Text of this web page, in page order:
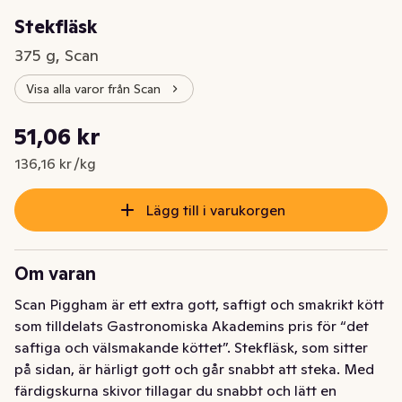
Stekfläsk
375 g, Scan
Visa alla varor från Scan
Nuvarande pris är: 51,06 kr
51,06 kr
136,16 kr /kg
Styckpris: 136,16 kr /kg
Lägg till i varukorgen
Om varan
Scan Piggham är ett extra gott, saftigt och smakrikt kött
som tilldelats Gastronomiska Akademins pris för “det
saftiga och välsmakande köttet”. Stekfläsk, som sitter
på sidan, är härligt gott och går snabbt att steka. Med
färdigskurna skivor tillagar du snabbt och lätt en